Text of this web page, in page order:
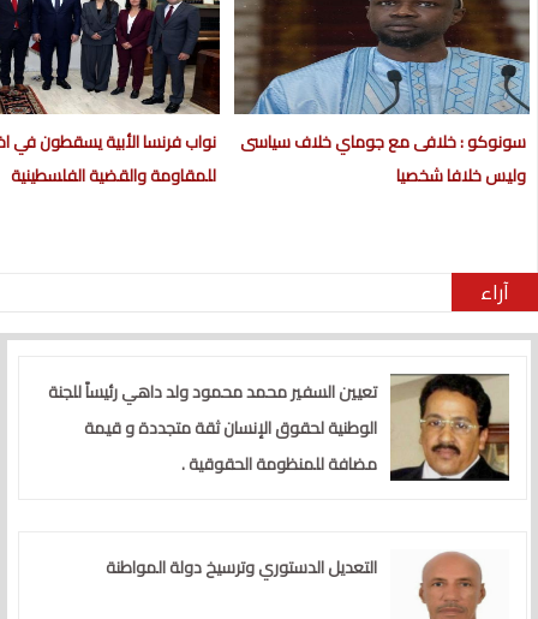
سونوكو : خلافى مع جوماي خلاف سياسى
وليس خلافا شخصيا
نواب فرنسا الأبية يسقطون في
للمقاومة والقضية الفلسطينية
آراء
تعيين السفير محمد محمود ولد داهي رئيساً للجنة
الوطنية لحقوق الإنسان ثقة متجددة و قيمة
مضافة للمنظومة الحقوقية .
التعديل الدستوري وترسيخ دولة المواطنة